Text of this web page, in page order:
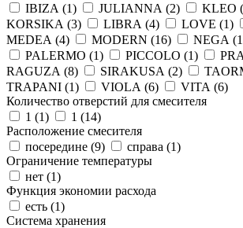
IBIZA (1) JULIANNA (2) KLEO (
KORSIKA (3) LIBRA (4) LOVE (1)
MEDEA (4) MODERN (16) NEGA (1
PALERMO (1) PICCOLO (1)
RAGUZA (8) SIRAKUSA (2)
TRAPANI (1) VIOLA (6) VITA (6)
Количество отверстий для смесителя
1 (1) 1 (14)
Расположение смесителя
посередине (9) справа (1)
Ограничение температуры
нет (1)
Функция экономии расхода
есть (1)
Система хранения